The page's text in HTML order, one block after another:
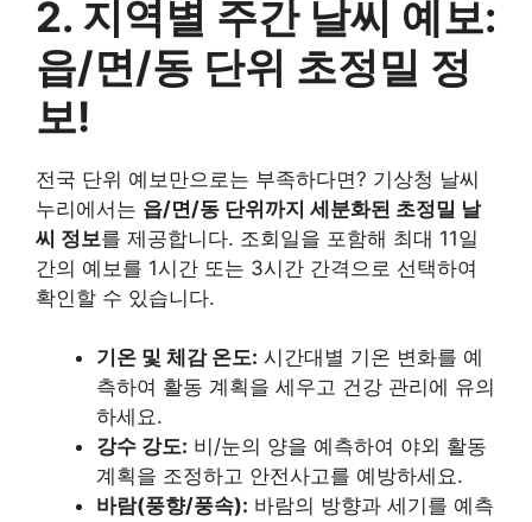
2. 지역별 주간 날씨 예보:
읍/면/동 단위 초정밀 정
보!
전국 단위 예보만으로는 부족하다면? 기상청 날씨
누리에서는 읍/면/동 단위까지 세분화된 초정밀 날
씨 정보를 제공합니다. 조회일을 포함해 최대 11일
간의 예보를 1시간 또는 3시간 간격으로 선택하여
확인할 수 있습니다.
기온 및 체감 온도: 시간대별 기온 변화를 예
측하여 활동 계획을 세우고 건강 관리에 유의
하세요.
강수 강도: 비/눈의 양을 예측하여 야외 활동
계획을 조정하고 안전사고를 예방하세요.
바람(풍향/풍속): 바람의 방향과 세기를 예측